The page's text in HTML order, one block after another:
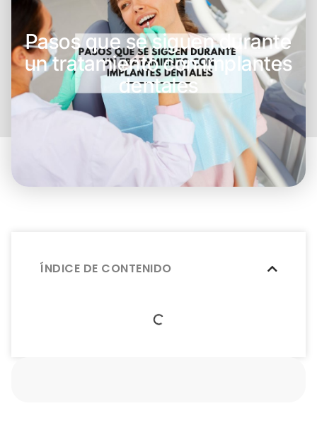
Pasos que se siguen durante
un tratamiento con implantes
dentales
ÍNDICE DE CONTENIDO